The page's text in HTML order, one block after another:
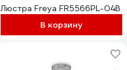
Люстра Freya FR5566PL-04B
В корзину